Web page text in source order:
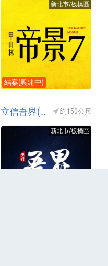
新北市/板橋區
結案(興建中)
立信吾界(立信-吾界) 約150公尺
新北市/板橋區